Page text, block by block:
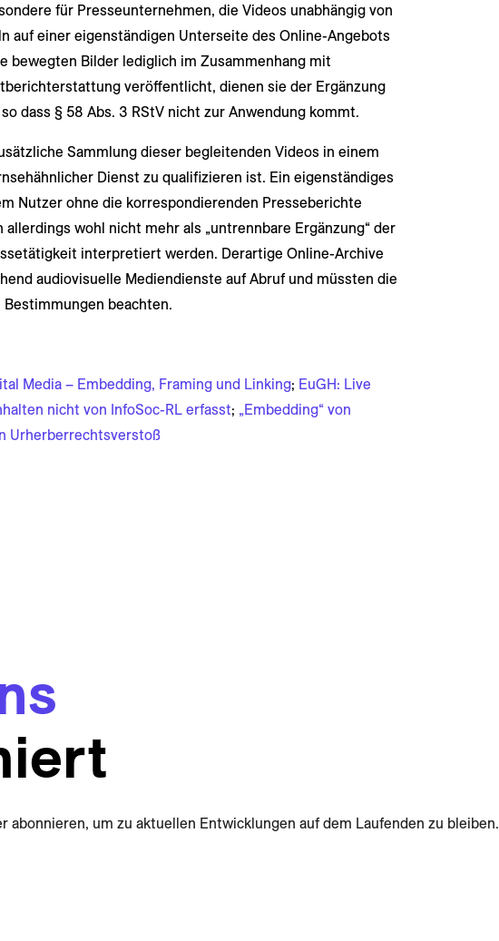
für Presseunternehmen, die Videos unabhängig von
auf einer eigenständigen Unterseite des Online-Angebots
bewegten Bilder lediglich im Zusammenhang mit
veröffentlicht, dienen sie der Ergänzung
dass § 58 Abs. 3 RStV nicht zur Anwendung kommt.
Sammlung dieser begleitenden Videos in einem
Dienst zu qualifizieren ist. Ein eigenständiges
Nutzer ohne die korrespondierenden Presseberichte
allerdings wohl nicht mehr als „untrennbare Ergänzung“ der
interpretiert werden. Derartige Online-Archive
audiovisuelle Mediendienste auf Abruf und müssten die
beachten.
Media – Embedding, Framing und Linking; EuGH: Live
nicht von InfoSoc-RL erfasst; „Embedding“ von
Urherberrechtsverstoß
abonnieren, um zu aktuellen Entwicklungen auf dem Laufenden zu bleiben.